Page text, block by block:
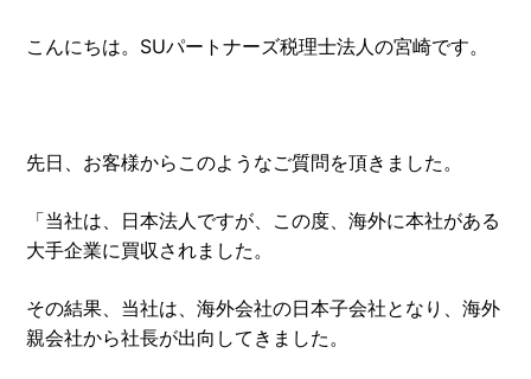
こんにちは。SUパートナーズ税理士法人の宮崎です。
先日、お客様からこのようなご質問を頂きました。
「当社は、日本法人ですが、この度、海外に本社がある
大手企業に買収されました。
その結果、当社は、海外会社の日本子会社となり、海外
親会社から社長が出向してきました。